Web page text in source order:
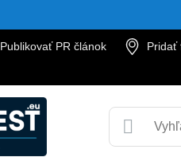
Publikovať PR článok
Pridať